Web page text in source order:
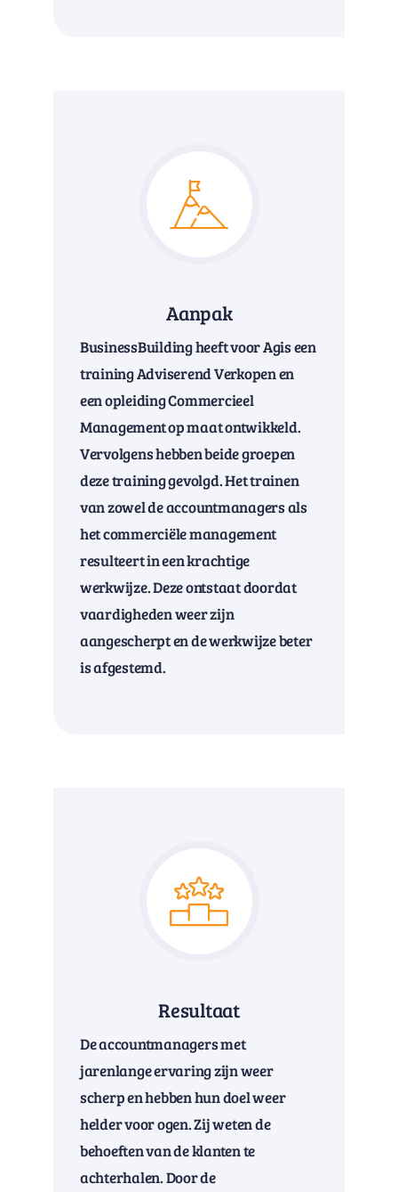
Aanpak
BusinessBuilding heeft voor Agis een
training Adviserend Verkopen en
een opleiding Commercieel
Management op maat ontwikkeld.
Vervolgens hebben beide groepen
deze training gevolgd. Het trainen
van zowel de accountmanagers als
het commerciële management
resulteert in een krachtige
werkwijze. Deze ontstaat doordat
vaardigheden weer zijn
aangescherpt en de werkwijze beter
is afgestemd.
Resultaat
De accountmanagers met
jarenlange ervaring zijn weer
scherp en hebben hun doel weer
helder voor ogen. Zij weten de
behoeften van de klanten te
achterhalen. Door de